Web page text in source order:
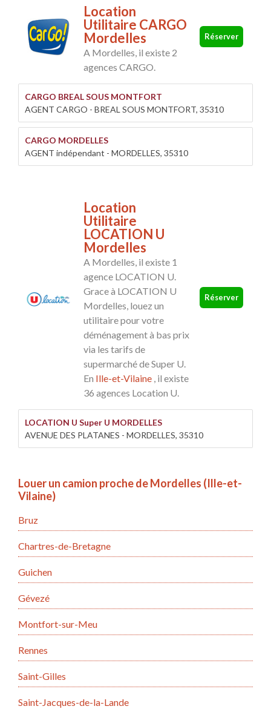
Location
Utilitaire CARGO
Mordelles
A Mordelles, il existe 2
agences CARGO.
Réserver
CARGO BREAL SOUS MONTFORT
AGENT CARGO - BREAL SOUS MONTFORT, 35310
CARGO MORDELLES
AGENT indépendant - MORDELLES, 35310
Location
Utilitaire
LOCATION U
Mordelles
A Mordelles, il existe 1
agence LOCATION U.
Grace à LOCATION U
Mordelles, louez un
utilitaire pour votre
déménagement à bas prix
via les tarifs de
supermarché de Super U.
En Ille-et-Vilaine , il existe
36 agences Location U.
Réserver
LOCATION U Super U MORDELLES
AVENUE DES PLATANES - MORDELLES, 35310
Louer un camion proche de Mordelles (Ille-et-
Vilaine)
Bruz
Chartres-de-Bretagne
Guichen
Gévezé
Montfort-sur-Meu
Rennes
Saint-Gilles
Saint-Jacques-de-la-Lande